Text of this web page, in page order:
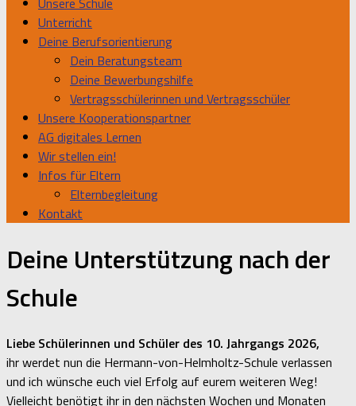
Unterricht
Deine Berufsorientierung
Dein Beratungsteam
Deine Bewerbungshilfe
Vertragsschülerinnen und Vertragsschüler
Unsere Kooperationspartner
AG digitales Lernen
Wir stellen ein!
Infos für Eltern
Elternbegleitung
Kontakt
Deine Unterstützung nach der
Schule
Liebe Schülerinnen und Schüler des 10. Jahrgangs 2026,
ihr werdet nun die Hermann-von-Helmholtz-Schule verlassen
und ich wünsche euch viel Erfolg auf eurem weiteren Weg!
Vielleicht benötigt ihr in den nächsten Wochen und Monaten